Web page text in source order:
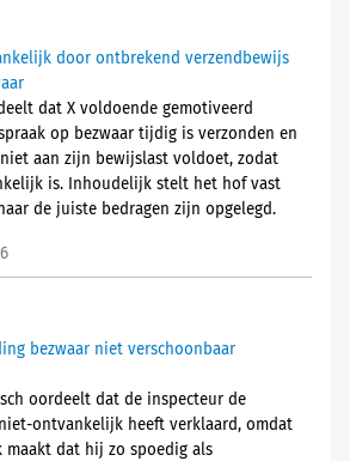
door ontbrekend verzendbewijs
dat X voldoende gemotiveerd
op bezwaar tijdig is verzonden en
aan zijn bewijslast voldoet, zodat
is. Inhoudelijk stelt het hof vast
de juiste bedragen zijn opgelegd.
bezwaar niet verschoonbaar
oordeelt dat de inspecteur de
ontvankelijk heeft verklaard, omdat
maakt dat hij zo spoedig als